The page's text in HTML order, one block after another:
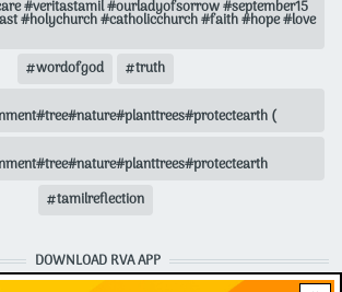
#veritastamil #ourladyofsorrow #september15
#holychurch #catholicchurch #faith #hope #love
wordofgod
truth
(
tamilreflection
DOWNLOAD RVA APP